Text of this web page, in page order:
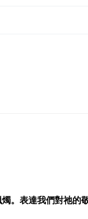
percuma untuk
。表達我們對祂的